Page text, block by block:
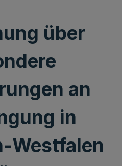
über
an
in
Westfalen